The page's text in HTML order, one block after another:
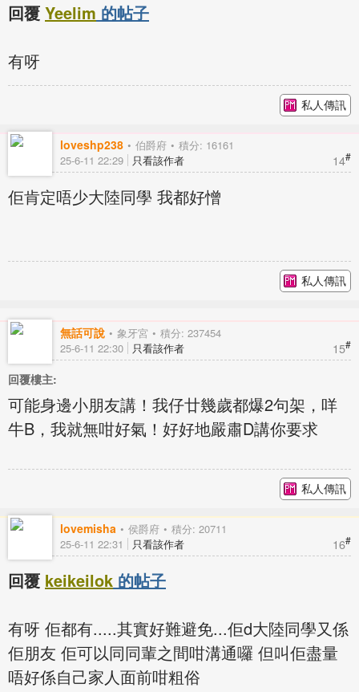
回覆 Yeelim 的帖子
有呀
私人傳訊
loveshp238 伯爵府 積分: 16161
14#
25-6-11 22:29 只看該作者
佢肯定唔少大陸同學 我都好憎
私人傳訊
無話可說 象牙宮 積分: 237454
15#
25-6-11 22:30 只看該作者
回覆樓主:
可能身邊小朋友講！我仔廿幾歲都爆2句架，咩
牛B，我就無咁好氣！好好地嚴肅D講你要求
私人傳訊
lovemisha 侯爵府 積分: 20711
16#
25-6-11 22:31 只看該作者
回覆 keikeilok 的帖子
有呀 佢都有.....其實好難避免...佢d大陸同學又係
佢朋友 佢可以同同輩之間咁溝通囉 但叫佢盡量
唔好係自己家人面前咁粗俗